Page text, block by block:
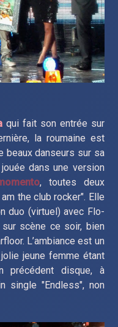
qui fait son entrée sur
la roumaine est
beaux danseurs sur sa
dans une version
, toutes deux
the club rocker". Elle
duo (virtuel) avec Flo-
sur scène ce soir, bien
L’ambiance est un
jeune femme étant
disque, à
single "Endless", non